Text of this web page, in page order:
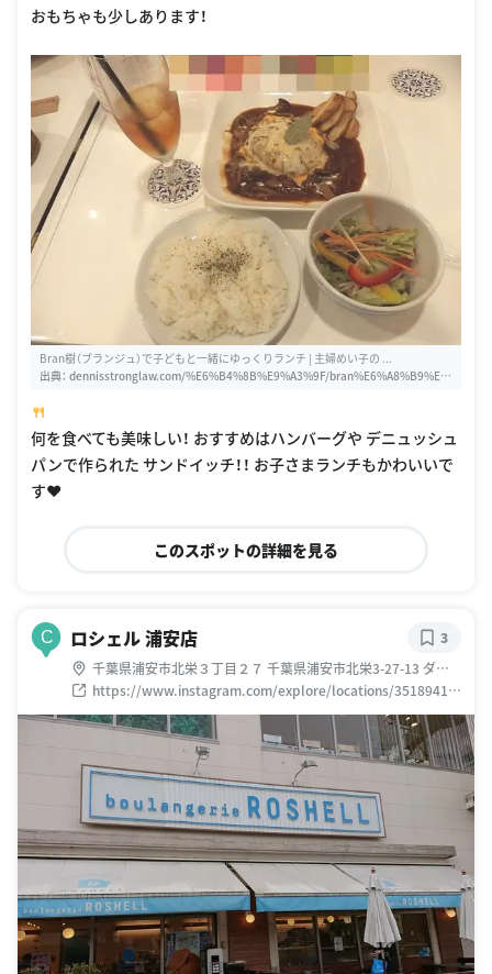
Bran樹（ブランジュ）で子どもと一緒にゆっくりランチ | 主婦めい子の ...
出典： dennisstronglaw.com/%E6%B4%8B%E9%A3%9F/bran%E6%A8%B9%E
EF%BC%89%E3%81%A7%E5%AD%90%E3%81%A9%E3%82%82%E3%81%A
8%E4%B8%80%E7%B7%92%E3%81%AB%E3%82%86%E3%81%A3%E3%81%
8F%E3%82%8A%E3%83%A9.html
🍴
何を食べても美味しい！ おすすめはハンバーグや デニュッシュ
パンで作られた サンドイッチ！！ お子さまランチもかわいいで
す❤️
このスポットの詳細を見る
C ロシェル 浦安店
千葉県浦安市北栄３丁目２７ 千葉県浦安市北栄3-27-13 ダイ
エー浦安駅前店 1F
https://www.instagram.com/explore/locations/35189411
1873828
3